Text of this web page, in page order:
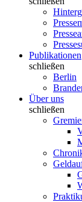
Publikationen
schließen
Berlin
Über uns
schließen